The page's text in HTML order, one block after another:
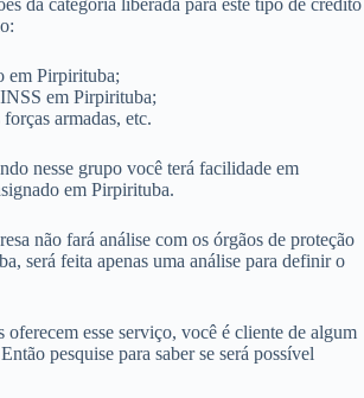
da categoria liberada para este tipo de crédito
em Pirpirituba;
em Pirpirituba;
armadas, etc.
nesse grupo você terá facilidade em
em Pirpirituba.
não fará análise com os órgãos de proteção
será feita apenas uma análise para definir o
oferecem esse serviço, você é cliente de algum
pesquise para saber se será possível